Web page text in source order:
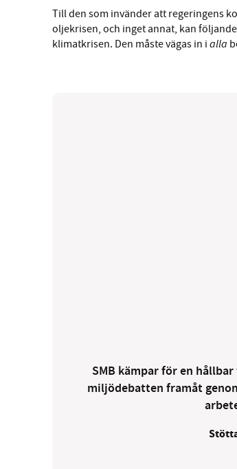
Till den som invänder att regeringens
oljekrisen, och inget annat, kan
klimatkrisen. Den måste vägas in i alla
SMB kämpar för en
miljödebatten framåt